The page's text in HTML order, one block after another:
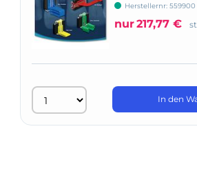
XCP-ORA
Herstellernr: 559900
nur217,77 €
In den